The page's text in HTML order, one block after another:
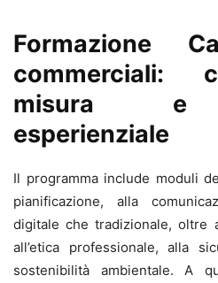
Formazione
commerciali:
misura e
esperienziale
Il programma include moduli
pianificazione, alla
digitale che tradizionale, oltre
all’etica professionale, alla
sostenibilità ambientale. A